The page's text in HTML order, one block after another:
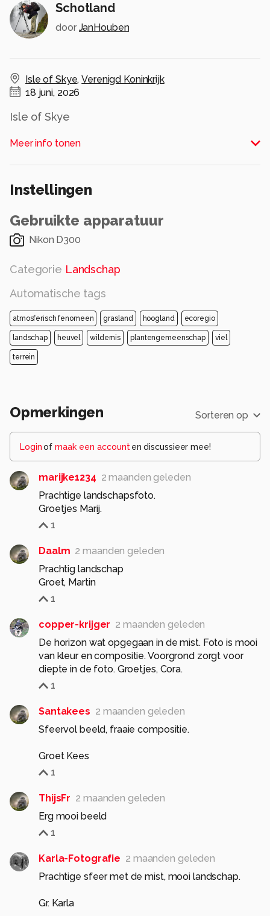
Schotland
door JanHouben
Isle of Skye,Verenigd Koninkrijk
18 juni, 2026
Isle of Skye
Alle rechten voorbehouden
Meer info tonen
Instellingen
Gebruikte apparatuur
Nikon D300
Categorie Landschap
Automatische tags
atmosferisch fenomeen grasland hoogland ecoregio
landschap heuvel wildernis plantengemeenschap viel
terrein
Opmerkingen Sorteren op
Loginof maak een account en discussieer mee!
marijke1234 2 maanden geleden
Prachtige landschapsfoto.
Groetjes Marij.
1
Daalm 2 maanden geleden
Prachtig landschap
Groet, Martin
1
copper-krijger 2 maanden geleden
De horizon wat opgegaan in de mist. Foto is mooi
van kleur en compositie. Voorgrond zorgt voor
diepte in de foto. Groetjes, Cora.
1
Santakees 2 maanden geleden
Sfeervol beeld, fraaie compositie.
Groet Kees
1
ThijsFr 2 maanden geleden
Erg mooi beeld
1
Karla-Fotografie 2 maanden geleden
Prachtige sfeer met de mist, mooi landschap.
Gr. Karla